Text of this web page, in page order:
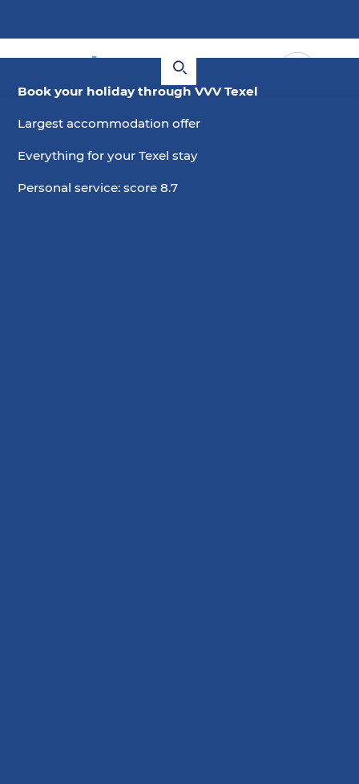
Book your holiday through VVV Texel
Largest accommodation offer
Everything for your Texel stay
Personal service: score 8.7